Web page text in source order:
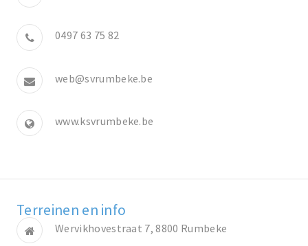
0497 63 75 82
web@svrumbeke.be
www.ksvrumbeke.be
Terreinen en info
Wervikhovestraat 7, 8800 Rumbeke